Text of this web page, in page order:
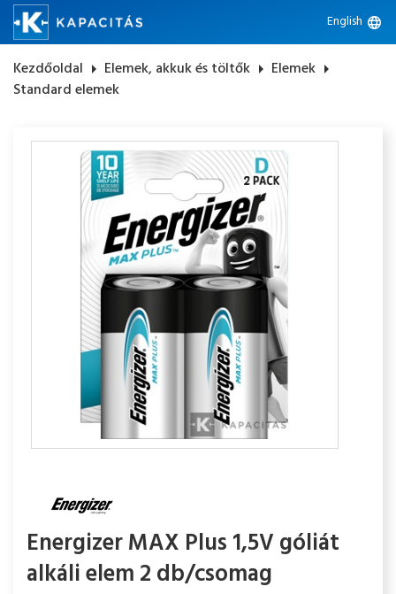
English language
Kezdőoldal arrow_right Elemek, akkuk és töltők arrow_right Elemek arrow_right
Standard elemek
Energizer MAX Plus 1,5V góliát
alkáli elem 2 db/csomag